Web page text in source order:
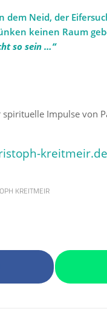
dem Neid, der
keinen Raum
so sein …“
spirituelle Impulse von
kreitmeir.de
KREITMEIR